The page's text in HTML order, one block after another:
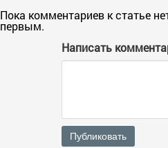
Пока комментариев к статье
первым.
Написать
Публиковать